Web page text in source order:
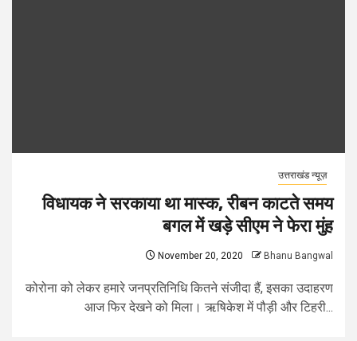
उत्तराखंड न्यूज़
विधायक ने सरकाया था मास्क, रीबन काटते समय
बगल में खड़े सीएम ने फेरा मुंह
November 20, 2020 Bhanu Bangwal
कोरोना को लेकर हमारे जनप्रतिनिधि कितने संजीदा हैं, इसका उदाहरण
आज फिर देखने को मिला। ऋषिकेश में पौड़ी और टिहरी...